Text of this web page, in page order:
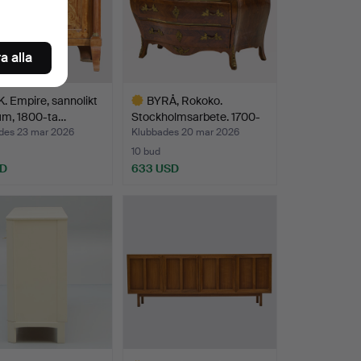
Empire, sannolikt
1800-ta…
23 mar 2026
BYRÅ, Rokoko.
Stockholmsarbete. 1700-
talet…
Klubbades 20 mar 2026
10 bud
633 USD
alla